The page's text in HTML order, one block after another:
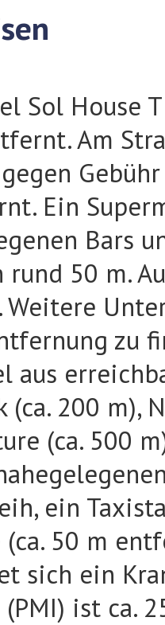
Sol House
Am
Ein
Bars
rund 50 m.
zu
aus
(ca. 200 m),
(ca. 500
ein
50 m
sich ein
ist ca.